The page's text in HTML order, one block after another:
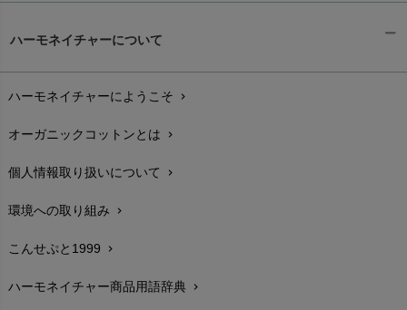
配送と送料chevron_right
在庫状況と発送予定chevron_right
サイズ・寸法chevron_right
生地・素材chevron_right
お手入れについて
レビューを書こうchevron_right
ハーモネイチャーについて
ハーモネイチャーにようこそ chevron_right
オーガニックコットンとは chevron_right
個人情報取り扱いについて chevron_right
環境への取り組み chevron_right
こんせぷと1999 chevron_right
ハーモネイチャー商品用語辞典 chevron_right